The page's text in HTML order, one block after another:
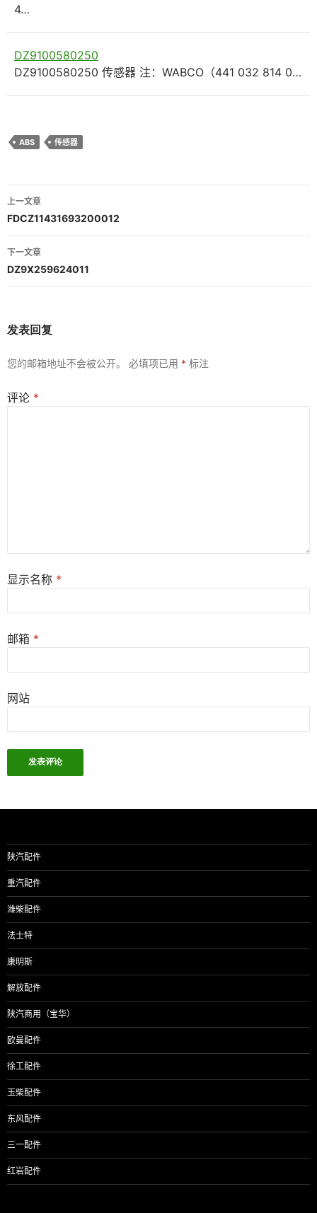
4…
DZ9100580250
DZ9100580250 传感器 注：WABCO（441 032 814 0…
ABS 传感器
文
章
导
航
上一文章
FDCZ11431693200012
下一文章
DZ9X259624011
发表回复
您的邮箱地址不会被公开。 必填项已用 * 标注
评论 *
显示名称 *
邮箱 *
网站
陕汽配件
重汽配件
潍柴配件
法士特
康明斯
解放配件
陕汽商用（宝华）
欧曼配件
徐工配件
玉柴配件
东风配件
三一配件
红岩配件